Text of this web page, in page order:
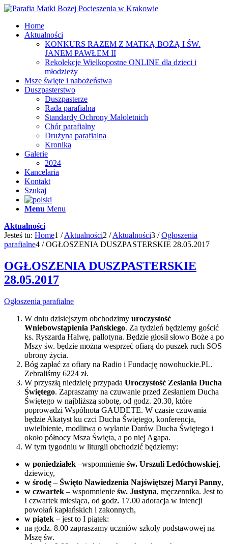
Home
Aktualności
KONKURS RAZEM Z MATKĄ BOŻĄ I ŚW.
JANEM PAWŁEM II
Rekolekcje Wielkopostne ONLINE dla dzieci i
młodzieży
Msze święte i nabożeństwa
Duszpasterstwo
Duszpasterze
Rada parafialna
Standardy Ochrony Małoletnich
Chór parafialny
Drużyna parafialna
Kronika
Galerie
2024
Kancelaria
Kontakt
Szukaj
Menu Menu
Aktualności
Jesteś tu: Home1 / Aktualności2 / Aktualności3 / Ogłoszenia
parafialne4 / OGŁOSZENIA DUSZPASTERSKIE 28.05.2017
OGŁOSZENIA DUSZPASTERSKIE
28.05.2017
Ogłoszenia parafialne
W dniu dzisiejszym obchodzimy uroczystość
Wniebowstąpienia Pańskiego. Za tydzień będziemy gościć
ks. Ryszarda Halwę, pallotyna. Będzie głosił słowo Boże a po
Mszy św. będzie można wesprzeć ofiarą do puszek ruch SOS
obrony życia.
Bóg zapłać za ofiary na Radio i Fundację nowohuckie.PL.
Zebraliśmy 6224 zł.
W przyszłą niedzielę przypada Uroczystość Zesłania Ducha
Świętego. Zapraszamy na czuwanie przed Zesłaniem Ducha
Świętego w najbliższą sobotę, od godz. 20.30, które
poprowadzi Wspólnota GAUDETE. W czasie czuwania
będzie Akatyst ku czci Ducha Świętego, konferencja,
uwielbienie, modlitwa o wylanie Darów Ducha Świętego i
około północy Msza Święta, a po niej Agapa.
W tym tygodniu w liturgii obchodzić będziemy:
w poniedziałek –wspomnienie św. Urszuli Ledóchowskiej,
dziewicy,
w środę – Święto Nawiedzenia Najświętszej Maryi Panny,
w czwartek – wspomnienie św. Justyna, męczennika. Jest to
I czwartek miesiąca, od godz. 17.00 adoracja w intencji
powołań kapłańskich i zakonnych,
w piątek – jest to I piątek:
na godz. 8.00 zapraszamy uczniów szkoły podstawowej na
Mszę św.